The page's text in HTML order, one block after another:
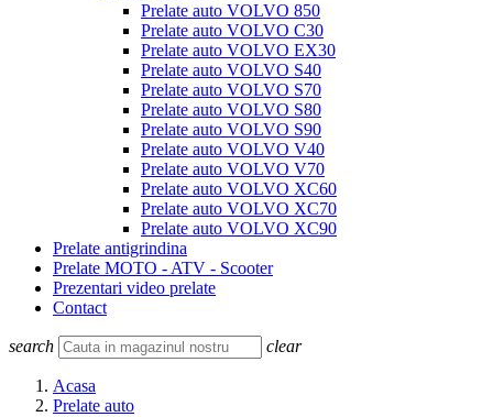
Prelate auto VOLVO 850
Prelate auto VOLVO C30
Prelate auto VOLVO EX30
Prelate auto VOLVO S40
Prelate auto VOLVO S70
Prelate auto VOLVO S80
Prelate auto VOLVO S90
Prelate auto VOLVO V40
Prelate auto VOLVO V70
Prelate auto VOLVO XC60
Prelate auto VOLVO XC70
Prelate auto VOLVO XC90
Prelate antigrindina
Prelate MOTO - ATV - Scooter
Prezentari video prelate
Contact
search clear
Acasa
Prelate auto